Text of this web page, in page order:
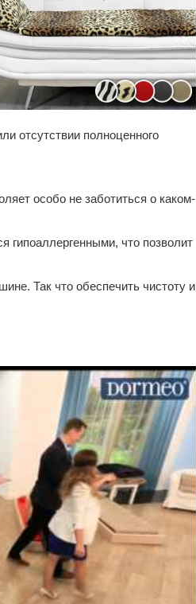
отсутствии полноценного
особо не заботиться о каком-
гипоаллергенными, что позволит
Так что обеспечить чистоту и